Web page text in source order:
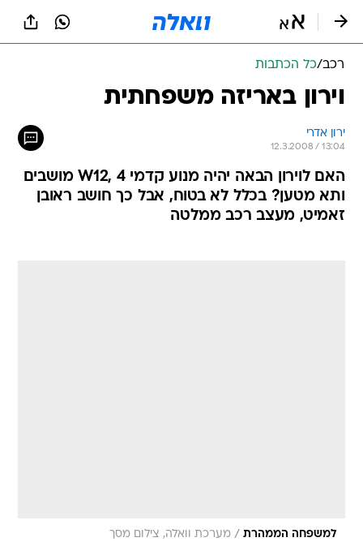
רכב/כל הכתבות
וירון באריזה משפחתית
ירון אדרי
12.3.2008 / 13:04
האם לוירון הבאה יהיה מנוע קדמי W12, 4 מושבים
ותא מטען? בכלל לא בטוח, אבל כך חושב ראובן
זאמיט, מעצב רכב ממלטה
למשפחה הממהרת / מערכת וואלה, צילום מסך